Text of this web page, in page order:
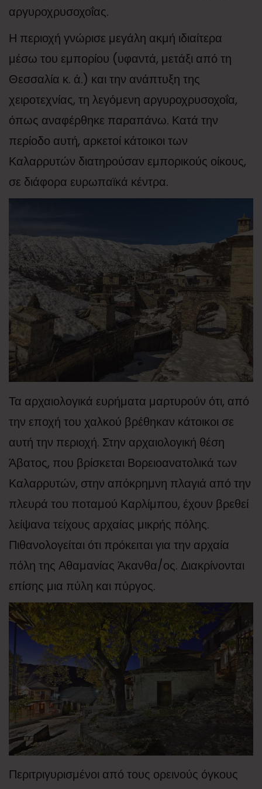
αργυροχρυσοχοΐας.
Η περιοχή γνώρισε μεγάλη ακμή ιδιαίτερα
μέσω του εμπορίου (υφαντά, μετάξι από τη
Θεσσαλία κ. ά.) και την ανάπτυξη της
χειροτεχνίας, τη λεγόμενη αργυροχρυσοχοΐα,
όπως αναφέρθηκε παραπάνω. Κατά την
περίοδο αυτή, αρκετοί κάτοικοι των
Καλαρρυτών διατηρούσαν εμπορικούς οίκους,
σε διάφορα ευρωπαϊκά κέντρα.
Τα αρχαιολογικά ευρήματα μαρτυρούν ότι, από
την εποχή του χαλκού βρέθηκαν κάτοικοι σε
αυτή την περιοχή. Στην αρχαιολογική θέση
Άβατος, που βρίσκεται Βορειοανατολικά των
Καλαρρυτών, στην απόκρημνη πλαγιά από την
πλευρά του ποταμού Καρλίμπου, έχουν βρεθεί
λείψανα τείχους αρχαίας μικρής πόλης.
Πιθανολογείται ότι πρόκειται για την αρχαία
πόλη της Αθαμανίας Άκανθα/ος. Διακρίνονται
επίσης μια πύλη και πύργος.
Περιτριγυρισμένοι από τους ορεινούς όγκους